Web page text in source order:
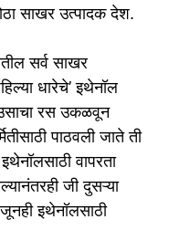
साखर उत्पादक देश.
सर्व साखर
धारेचे’ इथेनॉल
रस उकळवून
पाठवली जाते ती
वापरता
जी दुसऱ्या
इथेनॉलसाठी